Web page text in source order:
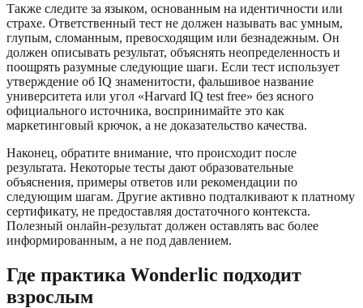
Также следите за языком, основанным на идентичности или
страхе. Ответственный тест не должен называть вас умным,
глупым, сломанным, превосходящим или безнадежным. Он
должен описывать результат, объяснять неопределенность и
поощрять разумные следующие шаги. Если тест использует
утверждение об IQ знаменитости, фальшивое название
университета или угол «Harvard IQ test free» без ясного
официального источника, воспринимайте это как
маркетинговый крючок, а не доказательство качества.
Наконец, обратите внимание, что происходит после
результата. Некоторые тесты дают образовательные
объяснения, примеры ответов или рекомендации по
следующим шагам. Другие активно подталкивают к платному
сертификату, не предоставляя достаточного контекста.
Полезный онлайн-результат должен оставлять вас более
информированным, а не под давлением.
Где практика Wonderlic подходит
взрослым